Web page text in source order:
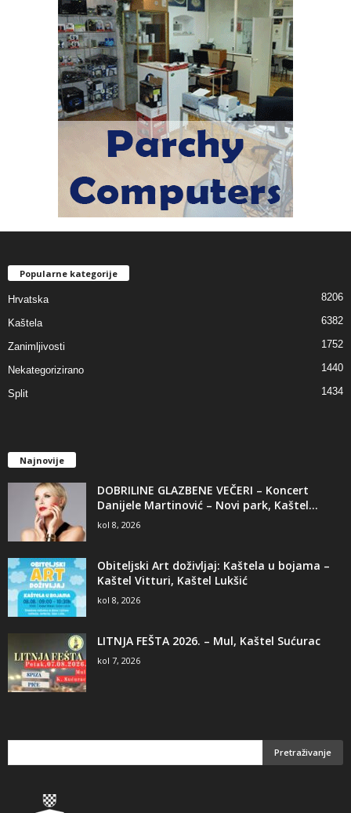
Popularne kategorije
Hrvatska 8206
Kaštela 6382
Zanimljivosti 1752
Nekategorizirano 1440
Split 1434
Najnovije
DOBRILINE GLAZBENE VEČERI – Koncert
Danijele Martinović – Novi park, Kaštel...
kol 8, 2026
Obiteljski Art doživljaj: Kaštela u bojama –
Kaštel Vitturi, Kaštel Lukšić
kol 8, 2026
LITNJA FEŠTA 2026. – Mul, Kaštel Sućurac
kol 7, 2026